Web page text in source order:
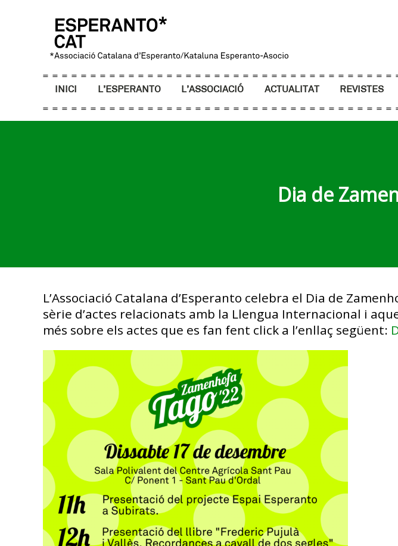
INICI L’ESPERANTO L’ASSOCIACIÓ ACTUALITAT REVISTES
Dia de
L’Associació Catalana d’Esperanto celebra el Dia de
sèrie d’actes relacionats amb la Llengua Internacional i
més sobre els actes que es fan fent click a l’enllaç següent: